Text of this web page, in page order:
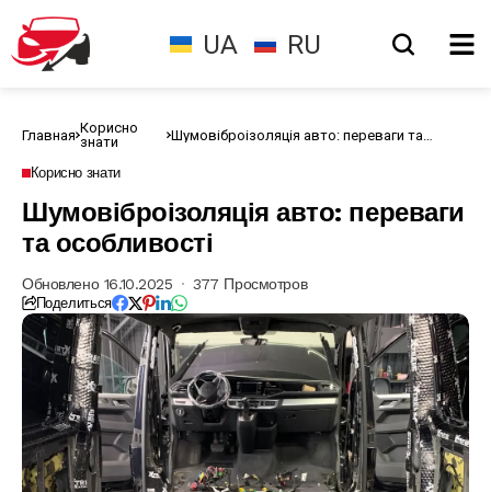
UA RU
Главная Корисно
знати
Шумовіброізоляція авто: переваги та
Корисно знати
Шумовіброізоляція авто: переваги
та особливості
Обновлено 16.10.2025 377 Просмотров
Поделиться